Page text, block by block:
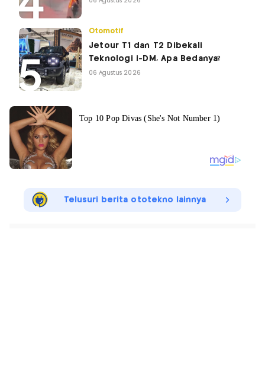
Otomotif
Jetour T1 dan T2 Dibekali
Teknologi i-DM, Apa Bedanya?
06 Agustus 2026
Telusuri berita ototekno lainnya